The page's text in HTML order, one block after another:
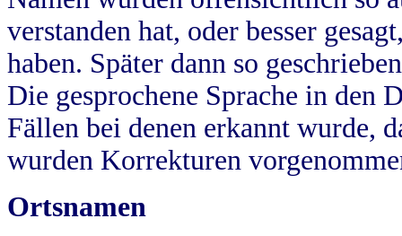
verstanden hat, oder besser
haben. Später dann so
Die gesprochene Sprache in
Fällen bei denen erkannt wurde,
wurden Korrekturen
Ortsnamen